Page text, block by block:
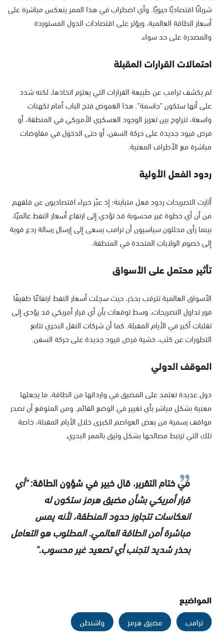
شريانًا اقتصاديًا حيويًا. وأي اضطراب في هذا الممر ينعكس مباشرة على
أسعار الطاقة العالمية، ويؤثر على اقتصادات الدول المستوردة
والمصدرة على حد سواء.
احتمالات القرارات المقبلة
لم يكشف ترامب عن طبيعة القرارات التي يعتزم اتخاذها، لكنه شدد
على أنها ستكون "حاسمة". هذا الغموض فتح الباب أمام تكهنات
واسعة، تتراوح بين تعزيز الوجود العسكري الأمريكي في المنطقة، أو
فرض قيود جديدة على حركة السفن، أو حتى الدخول في مفاوضات
مباشرة مع الأطراف المعنية.
ردود الفعل الأولية
أثارت التصريحات ردود فعل متباينة؛ إذ عبّر خبراء اقتصاديون عن قلقهم
من أن أي خطوة غير محسوبة قد تؤدي إلى ارتفاع أسعار النفط عالميًا،
بينما رأى محللون سياسيون أن ترامب يسعى إلى إرسال رسالة ردع قوية
إلى خصوم الولايات المتحدة في المنطقة.
تأثير محتمل على الأسواق
الأسواق العالمية تترقب بحذر، حيث سجلت أسعار النفط ارتفاعًا طفيفًا
فور تداول التصريحات، وسط توقعات بأن أي قرار أمريكي قد يؤدي إلى
تقلبات أكبر في الأيام المقبلة. كما أن شركات النقل البحري تتابع
التطورات عن كثب، خشية فرض قيود جديدة على حركة السفن.
الموقف الدولي
دول عديدة تعتمد على المضيق في وارداتها من الطاقة، ما يجعلها
معنية بشكل مباشر بأي تغيير في الوضع القائم. ومن المتوقع أن تصدر
مواقف رسمية من بعض العواصم الكبرى خلال الأيام المقبلة، خاصة
تلك التي ترتبط مصالحها بشكل وثيق بالممر البحري.
في ختام التقرير، قال خبير في شؤون الطاقة:"أي
قرار أمريكي بشأن مضيق هرمز ستكون له
انعكاسات تتجاوز حدود المنطقة، لأنه يمس
مباشرة أمن الطاقة العالمي. المطلوب هو التعامل
بحذر شديد لتجنب أي تصعيد غير محسوب."
المواضيع
ترامب مضيق هرمز واشنطن